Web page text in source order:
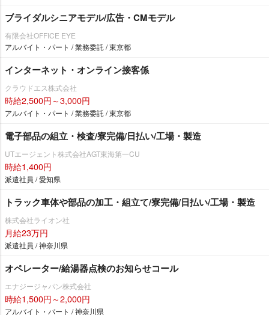
ブライダルシニアモデル/広告・CMモデル
有限会社OFFICE EYE
アルバイト・パート / 業務委託 / 東京都
インターネット・オンライン接客係
クラウドエス株式会社
時給2,500円～3,000円
アルバイト・パート / 業務委託 / 東京都
電子部品の組立・検査/寮完備/日払い/工場・製造
UTエージェント株式会社AGT東海第一CU
時給1,400円
派遣社員 / 愛知県
トラック車体や部品の加工・組立て/寮完備/日払い/工場・製造
株式会社ライオン社
月給23万円
派遣社員 / 神奈川県
オペレーター/給湯器点検のお知らせコール
エナジージャパン株式会社
時給1,500円～2,000円
アルバイト・パート / 神奈川県